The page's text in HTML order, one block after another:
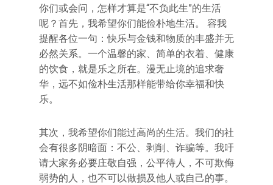
你们或会问，怎样才算是“不负此生”的生活
呢？首先，我希望你们能俭朴地生活。 容我
提醒各位一句：快乐与金钱和物质的丰盛并无
必然关系。一个温馨的家、简单的衣着、健康
的饮食，就是乐之所在。漫无止境的追求奢
华，远不如俭朴生活那样能带给你幸福和快
乐。
其次，我希望你们能过高尚的生活。我们的社
会有很多阴暗面：不公、剥削、诈骗等。我吁
请大家务必要庄敬自强，公平待人，不可欺侮
弱势的人，也不可以做损及他人或自己的事。